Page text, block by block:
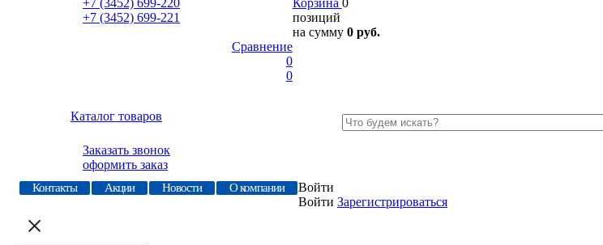
+7 (3452) 699-220
+7 (3452) 699-221
Корзина 0
позиций
на сумму 0 руб.
Сравнение
0
0
Каталог товаров
Заказать звонок
оформить заказ
Контакты Акции Новости О компании
Войти
Войти Зарегистрироваться